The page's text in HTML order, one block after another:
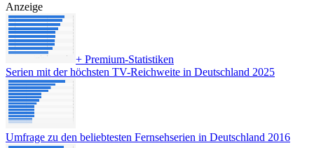
Anzeige
+ Premium-Statistiken
Serien mit der höchsten TV-Reichweite in Deutschland 2025
Umfrage zu den beliebtesten Fernsehserien in Deutschland 2016